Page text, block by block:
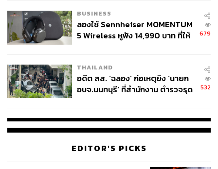
BUSINESS
ลองใช้ Sennheiser MOMENTUM
5 Wireless หูฟัง 14,990 บาท ที่ให้
679
THAILAND
อดีต สส. ‘ฉลอง’ ก่อเหตุยิง ‘นายก
อบจ.นนทบุรี’ ที่สำนักงาน ตำรวจรุด
532
EDITOR'S PICKS